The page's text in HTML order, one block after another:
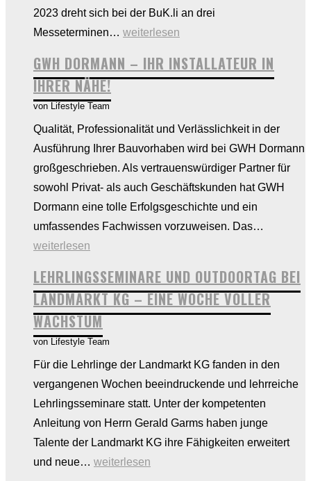
2023 dreht sich bei der BuK.li an drei
Messeterminen… BUK.li:
oder
weiterlesen
GWH DORMANN – IHR INSTALLATEUR IN
IHRER NÄHE!
von Lifestyle Team
Qualität, Professionalität und Verlässlichkeit in der
Ausführung Ihrer Bauvorhaben wird bei GWH Dormann
großgeschrieben. Als vertrauenswürdiger Partner für
sowohl Privat- als auch Geschäftskunden hat GWH
Dormann eine tolle Erfolgsgeschichte und ein
umfassendes Fachwissen vorzuweisen. Das…
Ihr
Nähe!
weiterlesen
LEHRLINGSSEMINARE UND OUTDOORTAG BEI
LANDMARKT KG – EINE WOCHE VOLLER
WACHSTUM
von Lifestyle Team
Für die Lehrlinge der Landmarkt KG fanden in den
vergangenen Wochen beeindruckende und lehrreiche
Lehrlingsseminare statt. Unter der kompetenten
Anleitung von Herrn Gerald Garms haben junge
Talente der Landmarkt KG ihre Fähigkeiten erweitert
und neue… Lehrlingsseminare
weiterlesen